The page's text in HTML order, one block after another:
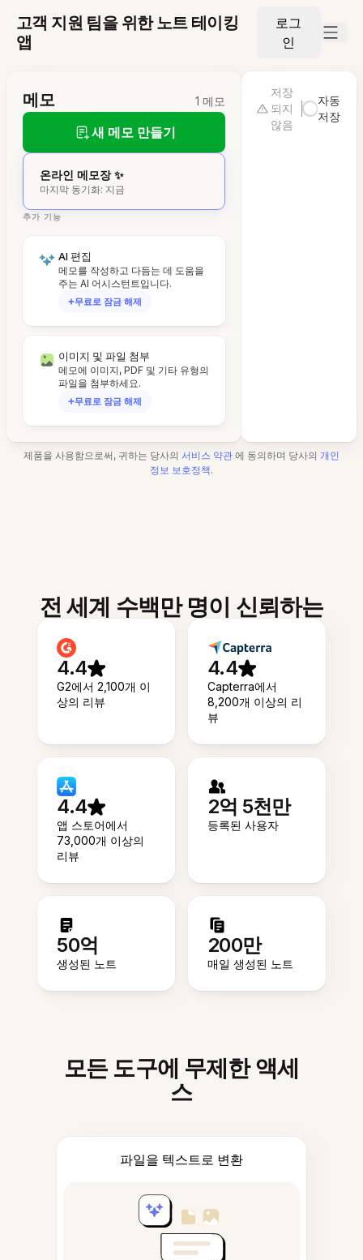
고객 지원 팀을 위한 노트 테이킹
앱
로그
인
메모 1 메모
새 메모 만들기
온라인 메모장 ✨
마지막 동기화: 지금
추가 기능
AI 편집
메모를 작성하고 다듬는 데 도움을
주는 AI 어시스턴트입니다.
무료로 잠금 해제
이미지 및 파일 첨부
메모에 이미지, PDF 및 기타 유형의
파일을 첨부하세요.
무료로 잠금 해제
저장
되지
않음
자동
저장
제품을 사용함으로써, 귀하는 당사의 서비스 약관 에 동의하며 당사의 개인
정보 보호정책.
전 세계 수백만 명이 신뢰하는
4.4
G2에서 2,100개 이
상의 리뷰
4.4
Capterra에서
8,200개 이상의 리
뷰
4.4
앱 스토어에서
73,000개 이상의
리뷰
2억 5천만
등록된 사용자
50억
생성된 노트
200만
매일 생성된 노트
모든 도구에 무제한 액세
스
파일을 텍스트로 변환